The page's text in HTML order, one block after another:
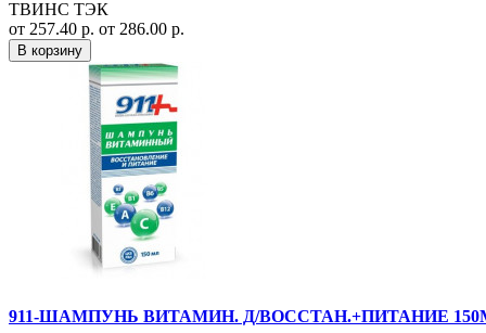
ТВИНС ТЭК
от 257.40 р. от 286.00 р.
В корзину
911-ШАМПУНЬ ВИТАМИН. Д/ВОССТАН.+ПИТАНИЕ